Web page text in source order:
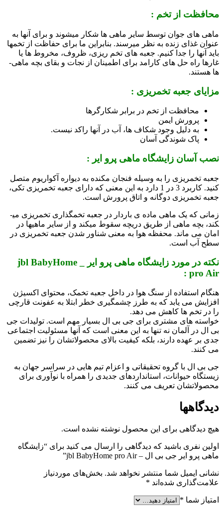
محافظت از تخم :
ماهی­ های جوان توسط سایر ماهی­ ها شکار می­شوند و برای آن­ها به
عنوان غذای زنده به نظر می­رسند. بنابراین ما برای حفاظت از تخم­ها
باید آن­ها را جدا کنیم. جعبه­ های تخم ریزی، ظروف، مخروط­ ها یا
غارها راه­ حل ­های کارامد برای اطمینان از نجات و بقای بچه ماهی­
ها هستند.
مزایای جعبه تخم­ریزی :
محافظت از تخم در برابر شکارگرها
پرورش ایمن
به دلیل وجود شکاف­ ها، آب در آن­ها راکد نیست.
پاک شوندگی آسان
نصب آسان زایشگاه ماهی پرو ایر :
جعبه تخم­ریزی را به وسیله فنجان مکنده به دیواره آکواریوم متصل
کنید. کاربرد 3 در 1 دارد به این معنی که دارای جعبه تخم­ریزی تکی،
جعبه تخم­ریزی دوگانه و اتاق پرورش است.
زمانی که یک ماهی ماده ­ی باردار در جعبه تخم­گذاری تخم­ریزی می­
کند، بچه ماهی از طریق دریچه سقوط می­کند و از سایر ماهی­ها در
امان می­ ماند. محفظه­ هوا به معنی شناور شدن جعبه تخم­ریزی در
سطح آب است.
نکته در مورد زایشگاه ماهی پرو ایر _ jbl BabyHome
pro Air :
هنگام استفاده از سنگ هوا در داخل جعبه تخمک، محتوای اکسیژن
افزایش می یابد که به طرز چشمگیری خطر ابتلا به عفونت قارچی
را در تخم ­ها کاهش می دهد.
خواسته های مشتری برای جی بی ال بسیار مهم است. تولیدات جی
بی ال در آلمان نه تنها به این معنی است که آنها مسئولیت اجتماعی
جدی بر عهده دارند، بلکه کیفیت بالای محصولاتشان را نیز تضمین
می کنند.
جی بی ال با گروه تحقیقاتی و اعزام تیم هایی در سراسر جهان به
زیستگاه حیوانات، استانداردهای جدیدی را همراه با نوآوری برای
محصولاتشان تعریف می کنند.
دیدگاهها
هیچ دیدگاهی برای این محصول نوشته نشده است.
اولین نفری باشید که دیدگاهی را ارسال می کنید برای “زایشگاه
ماهی پرو ایر جی بی ال – jbl BabyHome pro Air”
نشانی ایمیل شما منتشر نخواهد شد. بخش‌های موردنیاز
علامت‌گذاری شده‌اند *
امتیاز شما *